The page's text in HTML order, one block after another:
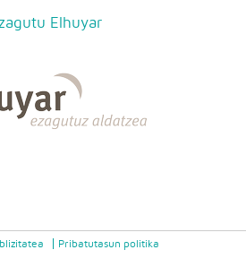
Elhuyar
Pribatutasun politika